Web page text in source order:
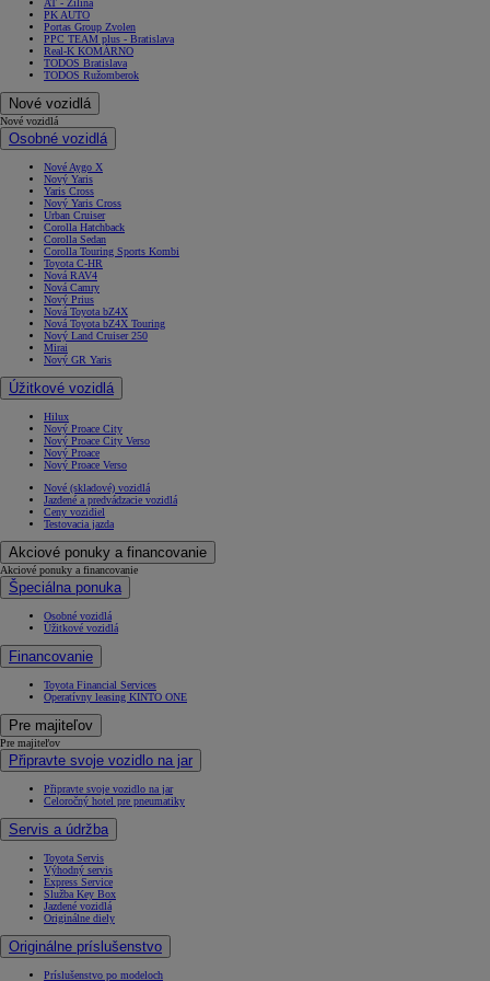
AT - Žilina
PK AUTO
Portas Group Zvolen
PPC TEAM plus - Bratislava
Real-K KOMÁRNO
TODOS Bratislava
TODOS Ružomberok
Nové vozidlá
Nové vozidlá
Osobné vozidlá
Nové Aygo X
Nový Yaris
Yaris Cross
Nový Yaris Cross
Urban Cruiser
Corolla Hatchback
Corolla Sedan
Corolla Touring Sports Kombi
Toyota C-HR
Nová RAV4
Nová Camry
Nový Prius
Nová Toyota bZ4X
Nová Toyota bZ4X Touring
Nový Land Cruiser 250
Mirai
Nový GR Yaris
Úžitkové vozidlá
Hilux
Nový Proace City
Nový Proace City Verso
Nový Proace
Nový Proace Verso
Nové (skladové) vozidlá
Jazdené a predvádzacie vozidlá
Ceny vozidiel
Testovacia jazda
Akciové ponuky a financovanie
Akciové ponuky a financovanie
Špeciálna ponuka
Osobné vozidlá
Úžitkové vozidlá
Financovanie
Toyota Financial Services
Operatívny leasing KINTO ONE
Pre majiteľov
Pre majiteľov
Připravte svoje vozidlo na jar
Připravte svoje vozidlo na jar
Celoročný hotel pre pneumatiky
Servis a údržba
Toyota Servis
Výhodný servis
Express Service
Služba Key Box
Jazdené vozidlá
Originálne diely
Originálne príslušenstvo
Príslušenstvo po modeloch